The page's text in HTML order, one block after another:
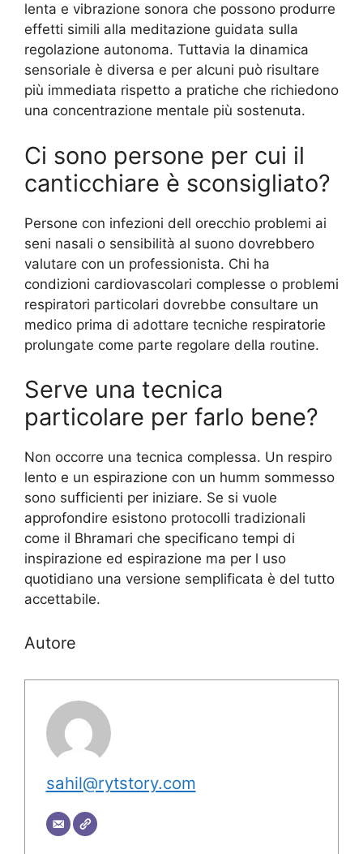
lenta e vibrazione sonora che possono produrre
effetti simili alla meditazione guidata sulla
regolazione autonoma. Tuttavia la dinamica
sensoriale è diversa e per alcuni può risultare
più immediata rispetto a pratiche che richiedono
una concentrazione mentale più sostenuta.
Ci sono persone per cui il
canticchiare è sconsigliato?
Persone con infezioni dell orecchio problemi ai
seni nasali o sensibilità al suono dovrebbero
valutare con un professionista. Chi ha
condizioni cardiovascolari complesse o problemi
respiratori particolari dovrebbe consultare un
medico prima di adottare tecniche respiratorie
prolungate come parte regolare della routine.
Serve una tecnica
particolare per farlo bene?
Non occorre una tecnica complessa. Un respiro
lento e un espirazione con un humm sommesso
sono sufficienti per iniziare. Se si vuole
approfondire esistono protocolli tradizionali
come il Bhramari che specificano tempi di
inspirazione ed espirazione ma per l uso
quotidiano una versione semplificata è del tutto
accettabile.
Autore
sahil@rytstory.com